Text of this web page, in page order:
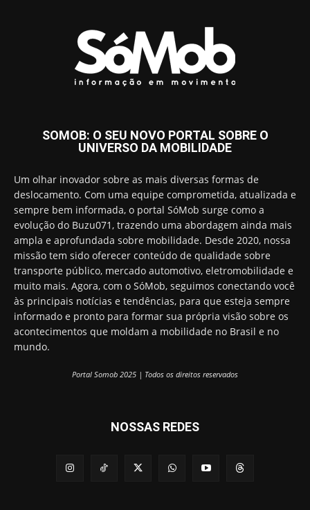
SOMOB: O SEU NOVO PORTAL SOBRE O
UNIVERSO DA MOBILIDADE
Um olhar inovador sobre as mais diversas formas de
deslocamento. Com uma equipe comprometida, atualizada e
sempre bem informada, o portal SóMob surge como a
evolução do Buzu071, trazendo uma abordagem ainda mais
ampla e aprofundada sobre mobilidade. Desde 2020, nossa
missão tem sido oferecer conteúdo de qualidade sobre
transporte público, mercado automotivo, eletromobilidade e
muito mais. Agora, com o SóMob, seguimos conectando você
às principais notícias e tendências, para que esteja sempre
informado e pronto para formar sua própria visão sobre os
acontecimentos que moldam a mobilidade no Brasil e no
mundo.
Portal Somob 2025 | Todos os direitos reservados
NOSSAS REDES